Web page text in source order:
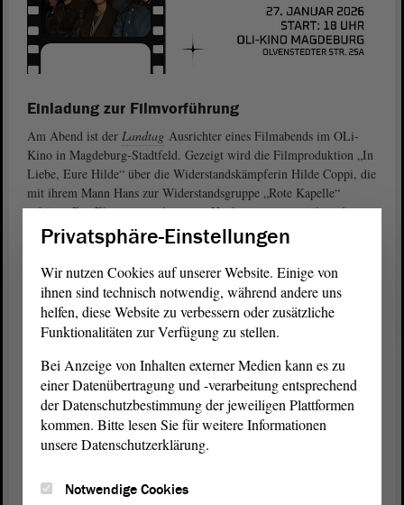
Einladung zur Filmvorführung
Am Abend ist der Landtag Ausrichter eines Filmabends im OLi-
Kino in Magdeburg-Stadtfeld. Gezeigt wird die Filmproduktion „In
Liebe, Eure Hilde“ über die Widerstandskämpferin Hilde Coppi, die
mit ihrem Mann Hans zur Widerstandsgruppe „Rote Kapelle“
gehörte. Das Ehepaar wurde wegen Hochverrats verurteilt und
hingerichtet.
Im Anschluss an den Film wird es ein moderiertes Gespräch zum
Film und dessen Thema geben. Daran nehmen folgende Gäste teil:
Andreas Dresen, Regisseur „In Liebe, Eure Hilde“
Dr. Frauke Geyken, Historikerin die zum Thema
Frauen im Widerstand gegen den Nationalsozialismus
forscht
Dr. Andrea Genest, Leiterin der Gedenkstätte KZ
Ravensbrück (Moderation)
Der Eintritt zur Filmvorführung ist frei, um eine Anmeldung
Privatsphäre-Einstellungen
Wir nutzen Cookies auf unserer Website. Einige von
ihnen sind technisch notwendig, während andere uns
helfen, diese Website zu verbessern oder zusätzliche
Funktionalitäten zur Verfügung zu stellen.
Bei Anzeige von Inhalten externer Medien kann es zu
einer Datenübertragung und -verarbeitung entsprechend
der Datenschutzbestimmung der jeweiligen Plattformen
kommen. Bitte lesen Sie für weitere Informationen
unsere Datenschutzerklärung.
Notwendige Cookies